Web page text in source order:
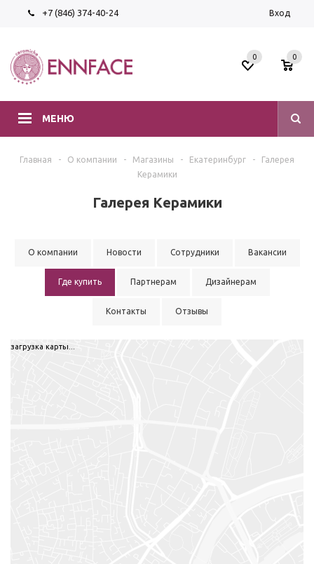
+7 (846) 374-40-24 Вход
МЕНЮ
0 0
Главная - О компании - Магазины - Екатеринбург -
Галерея
Керамики
Галерея Керамики
О компании Новости Сотрудники Вакансии
Где купить Партнерам Дизайнерам
Контакты Отзывы
загрузка карты...